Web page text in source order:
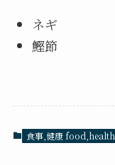
ネギ
鰹節
食事,健康 food,health